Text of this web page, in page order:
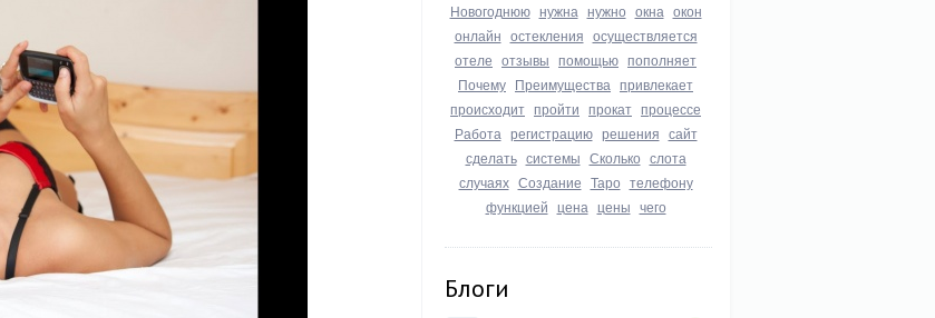
Новогоднюю нужна нужно окна окон
онлайн остекления осуществляется
отеле отзывы помощью пополняет
Почему Преимущества привлекает
происходит пройти прокат процессе
Работа регистрацию решения сайт
сделать системы Сколько слота
случаях Создание Таро телефону
функцией цена цены чего
Блоги